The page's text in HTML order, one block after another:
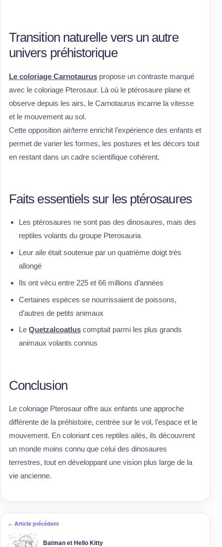
Transition naturelle vers un autre
univers préhistorique
Le coloriage Carnotaurus propose un contraste marqué
avec le coloriage Pterosaur. Là où le ptérosaure plane et
observe depuis les airs, le Carnotaurus incarne la vitesse
et le mouvement au sol.
Cette opposition air/terre enrichit l’expérience des enfants et
permet de varier les formes, les postures et les décors tout
en restant dans un cadre scientifique cohérent.
Faits essentiels sur les ptérosaures
Les ptérosaures ne sont pas des dinosaures, mais des
reptiles volants du groupe Pterosauria
Leur aile était soutenue par un quatrième doigt très
allongé
Ils ont vécu entre 225 et 66 millions d’années
Certaines espèces se nourrissaient de poissons,
d’autres de petits animaux
LeQuetzalcoatlus comptait parmi les plus grands
animaux volants connus
Conclusion
Le coloriage Pterosaur offre aux enfants une approche
différente de la préhistoire, centrée sur le vol, l’espace et le
mouvement. En coloriant ces reptiles ailés, ils découvrent
un monde moins connu que celui des dinosaures
terrestres, tout en développant une vision plus large de la
vie ancienne.
← Article précédent
Batman et Hello Kitty